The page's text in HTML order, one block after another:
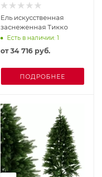
Ель искусственная
заснеженная Тикко
Есть в наличии: 1
от34 716 руб.
ПОДРОБНЕЕ